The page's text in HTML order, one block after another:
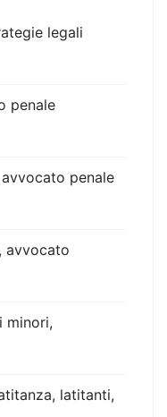
legali
penale
penale
avvocato
minori,
latitanti,